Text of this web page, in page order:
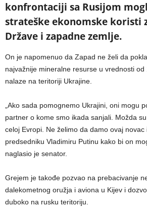
konfrontaciji sa Rusijom
strateške ekonomske koristi
Države i zapadne zemlje.
On je napomenuo da Zapad ne želi da
najvažnije mineralne resurse u vrednosti
nalaze na teritoriji Ukrajine.
„Ako sada pomognemo Ukrajini, oni mogu
partner o kome smo ikada sanjali. Možda
celoj Evropi. Ne želimo da damo ovaj novac
predsedniku Vladimiru Putinu kako bi on
naglasio je senator.
Grejem je takođe pozvao na prebacivanje
dalekometnog oružja i aviona u Kijev i
duboko na rusku teritoriju.